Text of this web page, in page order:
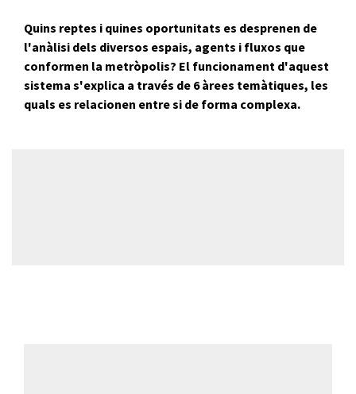
Quins reptes i quines oportunitats es desprenen de
l'anàlisi dels diversos espais, agents i fluxos que
conformen la metròpolis? El funcionament d'aquest
sistema s'explica a través de 6 àrees temàtiques, les
quals es relacionen entre si de forma complexa.